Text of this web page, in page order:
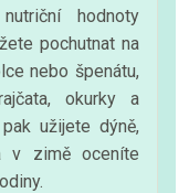
hodnoty
pochutnat na
nebo špenátu,
okurky a
užijete dýně,
v zimě oceníte